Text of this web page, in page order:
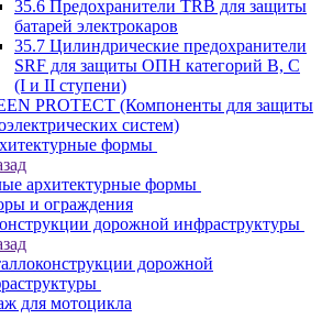
35.6 Предохранители TRB для защиты
батарей электрокаров
35.7 Цилиндрические предохранители
SRF для защиты ОПН категорий B, C
(I и II ступени)
PROTECT (Компоненты для защиты
систем)
формы
архитектурные формы
и ограждения
дорожной инфраструктуры
дорожной
для мотоцикла